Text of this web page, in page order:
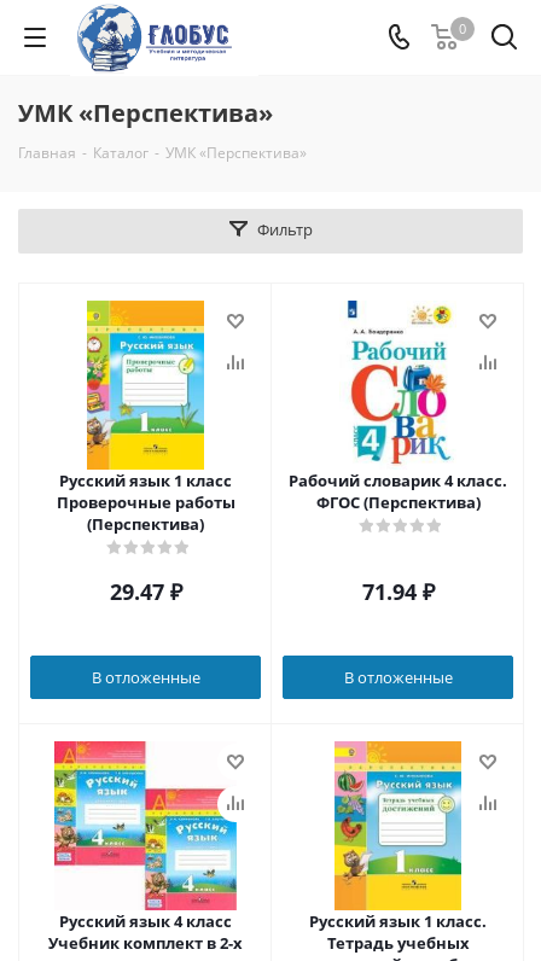
0
УМК «Перспектива»
Главная - Каталог - УМК «Перспектива»
Фильтр
Русский язык 1 класс
Проверочные работы
(Перспектива)
29.47₽
В отложенные
Рабочий словарик 4 класс.
ФГОС (Перспектива)
71.94₽
В отложенные
Русский язык 4 класс
Учебник комплект в 2-х
Русский язык 1 класс.
Тетрадь учебных